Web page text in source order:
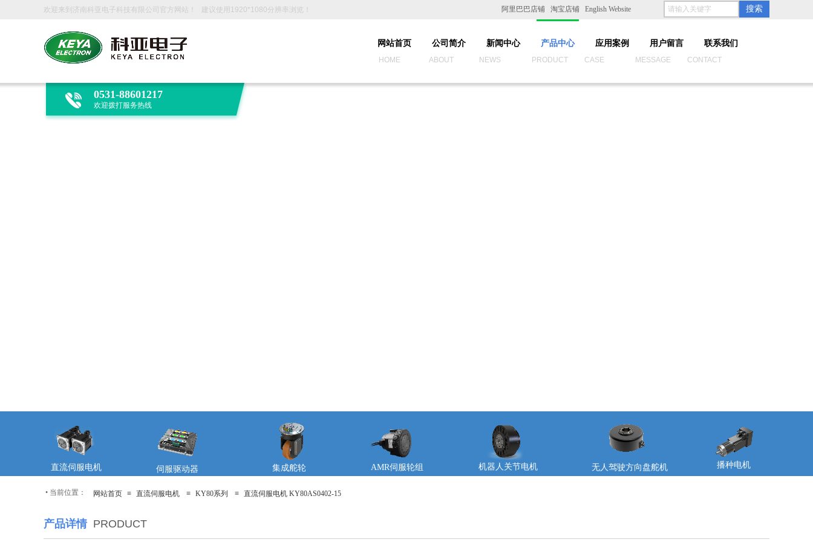
HOME ABOUT NEWS PRODUCT CASE MESSAGE CONTACT
阿里巴巴店铺 淘宝店铺 English Website
欢迎来到济南科亚电子科技有限公司官方网站！ 建议使用1920*1080分辨率浏览！ 搜索
网站首页 公司简介 新闻中心 产品中心 应用案例 用户留言 联系我们
0531-88601217
欢迎拨打服务热线
播种电机
无人驾驶方向盘舵机
机器人关节电机
AMR伺服轮组
集成舵轮
伺服驱动器
直流伺服电机
• 当前位置： 网站首页 ≡ 直流伺服电机 ≡ KY80系列 ≡ 直流伺服电机 KY80AS0402-15
产品详情 PRODUCT